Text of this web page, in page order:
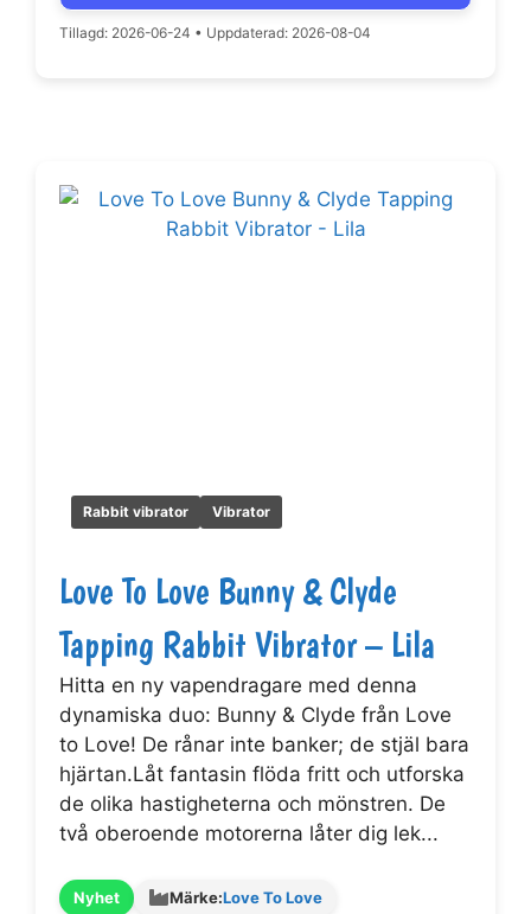
Tillagd: 2026-06-24 • Uppdaterad: 2026-08-04
Rabbit vibrator Vibrator
Love To Love Bunny & Clyde
Tapping Rabbit Vibrator – Lila
Hitta en ny vapendragare med denna
dynamiska duo: Bunny & Clyde från Love
to Love! De rånar inte banker; de stjäl bara
hjärtan.Låt fantasin flöda fritt och utforska
de olika hastigheterna och mönstren. De
två oberoende motorerna låter dig lek...
Nyhet Märke:Love To Love